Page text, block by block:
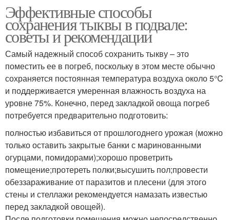
Эффективные способы
сохранения тыквы в подвале:
советы и рекомендации
Самый надежный способ сохранить тыкву – это
поместить ее в погреб, поскольку в этом месте обычно
сохраняется постоянная температура воздуха около 5°C
и поддерживается умеренная влажность воздуха на
уровне 75%. Конечно, перед закладкой овоща погреб
потребуется предварительно подготовить:
полностью избавиться от прошлогоднего урожая (можно
только оставить закрытые банки с маринованными
огурцами, помидорами);хорошо проветрить
помещение;протереть полки;высушить пол;провести
обеззараживание от паразитов и плесени (для этого
стены и стеллажи рекомендуется намазать известью
перед закладкой овощей).